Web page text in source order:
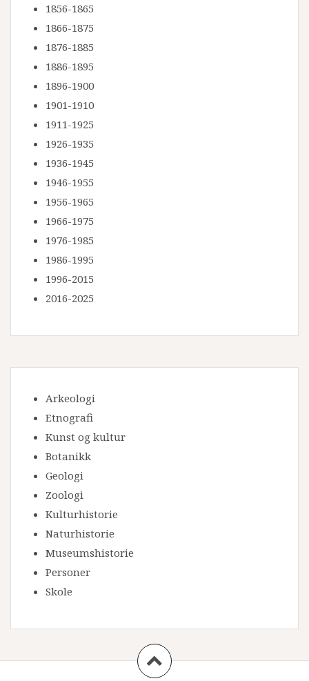
1856-1865
1866-1875
1876-1885
1886-1895
1896-1900
1901-1910
1911-1925
1926-1935
1936-1945
1946-1955
1956-1965
1966-1975
1976-1985
1986-1995
1996-2015
2016-2025
Arkeologi
Etnografi
Kunst og kultur
Botanikk
Geologi
Zoologi
Kulturhistorie
Naturhistorie
Museumshistorie
Personer
Skole